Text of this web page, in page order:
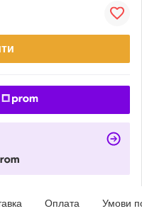
Оплата Умови